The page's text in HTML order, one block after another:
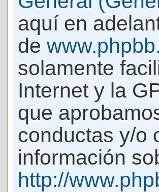
aquí en
de
solamente
Internet y la
que
conductas y/o
información
http://